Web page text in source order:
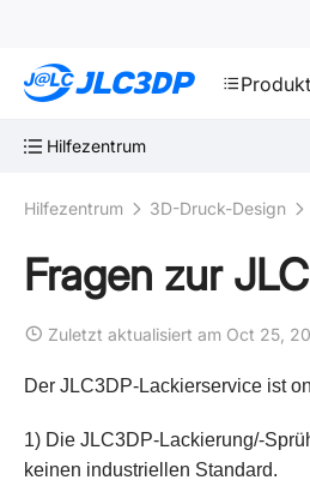
Hilfezentrum
Hilfezentrum 3D-Druck-Design
Fragen zur
Zuletzt aktualisiert am Oct 25,
Der JLC3DP-Lackierservice ist
1) Die JLC3DP-Lackierung/-
keinen industriellen Standard.